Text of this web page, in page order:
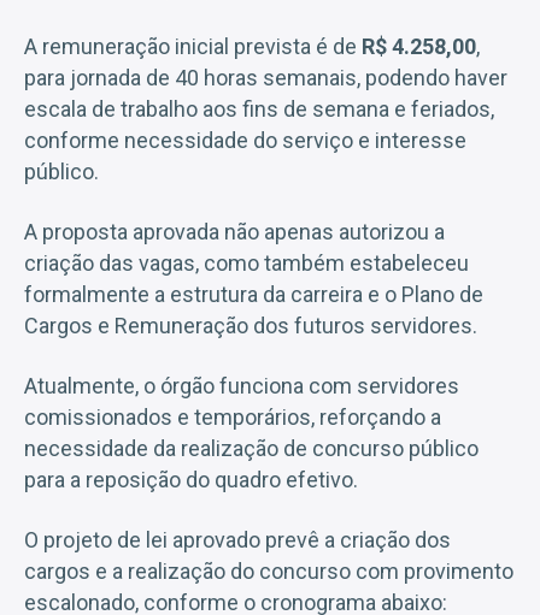
A remuneração inicial prevista é de R$ 4.258,00,
para jornada de 40 horas semanais, podendo haver
escala de trabalho aos fins de semana e feriados,
conforme necessidade do serviço e interesse
público.
A proposta aprovada não apenas autorizou a
criação das vagas, como também estabeleceu
formalmente a estrutura da carreira e o Plano de
Cargos e Remuneração dos futuros servidores.
Atualmente, o órgão funciona com servidores
comissionados e temporários, reforçando a
necessidade da realização de concurso público
para a reposição do quadro efetivo.
O projeto de lei aprovado prevê a criação dos
cargos e a realização do concurso com provimento
escalonado, conforme o cronograma abaixo: